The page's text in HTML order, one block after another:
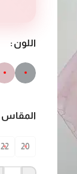
اللون
المقاس
20
22